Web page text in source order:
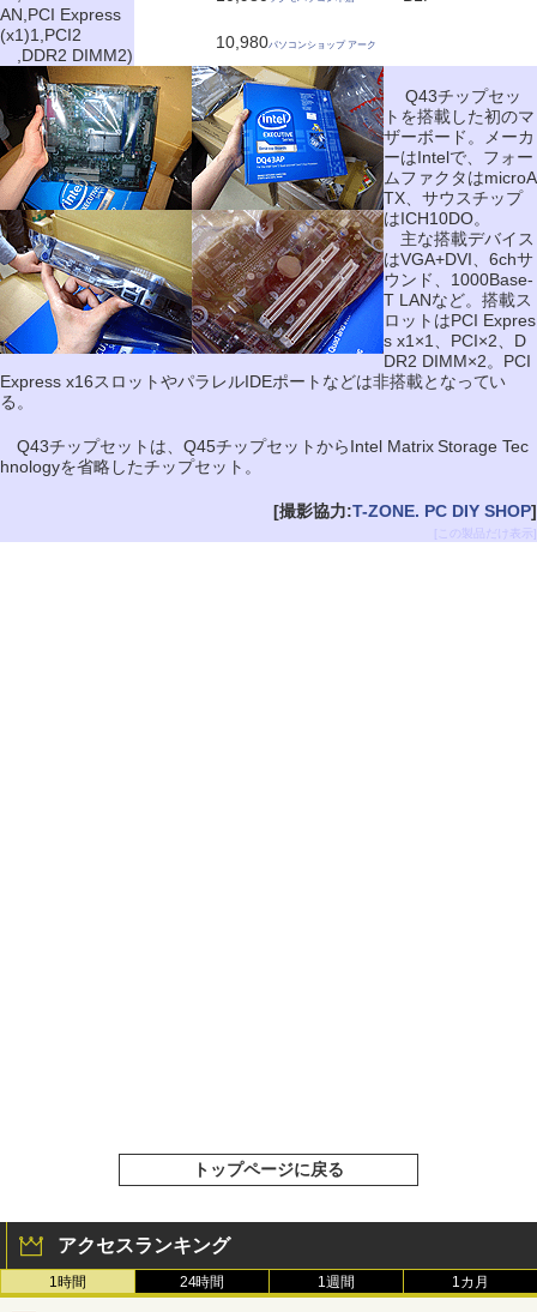
AN,PCI Express
(x1)1,PCI2
,DDR2 DIMM2)
10,980パソコンショップ アーク
Q43チップセッ
トを搭載した初のマ
ザーボード。メーカ
ーはIntelで、フォー
ムファクタはmicroA
TX、サウスチップ
はICH10DO。
主な搭載デバイス
はVGA+DVI、6chサ
ウンド、1000Base-
T LANなど。搭載ス
ロットはPCI Expres
s x1×1、PCI×2、D
DR2 DIMM×2。PCI
Express x16スロットやパラレルIDEポートなどは非搭載となってい
る。
Q43チップセットは、Q45チップセットからIntel Matrix Storage Tec
hnologyを省略したチップセット。
[撮影協力:T-ZONE. PC DIY SHOP]
[この製品だけ表示]
トップページに戻る
アクセスランキング
1時間 24時間 1週間 1カ月